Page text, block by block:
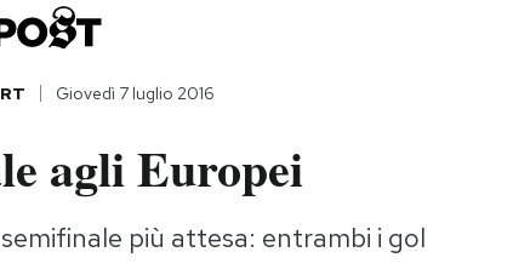
Giovedì 7 luglio 2016
agli Europei
più attesa: entrambi i gol